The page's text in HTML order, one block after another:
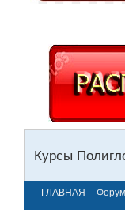
Курсы
ГЛАВНАЯ Форум